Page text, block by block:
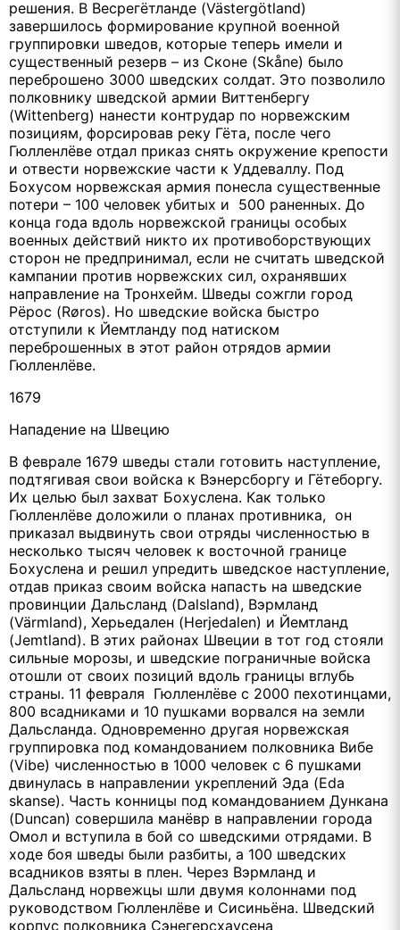
решения. В Весрегётланде (Västergötland)
завершилось формирование крупной военной
группировки шведов, которые теперь имели и
существенный резерв – из Сконе (Skåne) было
переброшено 3000 шведских солдат. Это позволило
полковнику шведской армии Виттенбергу
(Wittenberg) нанести контрудар по норвежским
позициям, форсировав реку Гёта, после чего
Гюлленлёве отдал приказ снять окружение крепости
и отвести норвежские части к Уддеваллу. Под
Бохусом норвежская армия понесла существенные
потери – 100 человек убитых и 500 раненных. До
конца года вдоль норвежской границы особых
военных действий никто их противоборствующих
сторон не предпринимал, если не считать шведской
кампании против норвежских сил, охранявших
направление на Тронхейм. Шведы сожгли город
Рёрос (Røros). Но шведские войска быстро
отступили к Йемтланду под натиском
переброшенных в этот район отрядов армии
Гюлленлёве.
1679
Нападение на Швецию
В феврале 1679 шведы стали готовить наступление,
подтягивая свои войска к Вэнерсборгу и Гётеборгу.
Их целью был захват Бохуслена. Как только
Гюлленлёве доложили о планах противника, он
приказал выдвинуть свои отряды численностью в
несколько тысяч человек к восточной границе
Бохуслена и решил упредить шведское наступление,
отдав приказ своим войска напасть на шведские
провинции Дальсланд (Dalsland), Вэрмланд
(Värmland), Херьедален (Herjedalen) и Йемтланд
(Jemtland). В этих районах Швеции в тот год стояли
сильные морозы, и шведские пограничные войска
отошли от своих позиций вдоль границы вглубь
страны. 11 февраля Гюлленлёве с 2000 пехотинцами,
800 всадниками и 10 пушками ворвался на земли
Дальсланда. Одновременно другая норвежская
группировка под командованием полковника Вибе
(Vibe) численностью в 1000 человек с 6 пушками
двинулась в направлении укреплений Эда (Eda
skanse). Часть конницы под командованием Дункана
(Duncan) совершила манёвр в направлении города
Омол и вступила в бой со шведскими отрядами. В
ходе боя шведы были разбиты, а 100 шведских
всадников взяты в плен. Через Вэрмланд и
Дальсланд норвежцы шли двумя колоннами под
руководством Гюлленлёве и Сисиньёна. Шведский
корпус полковника Сэнегерсхаусена